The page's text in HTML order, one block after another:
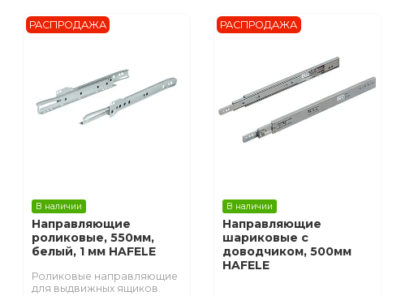
РАСПРОДАЖА
В наличии
Направляющие
роликовые, 550мм,
белый, 1 мм HAFELE
Роликовые направляющие
для выдвижных ящиков.
РАСПРОДАЖА
В наличии
Направляющие
шариковые с
доводчиком, 500мм
HAFELE